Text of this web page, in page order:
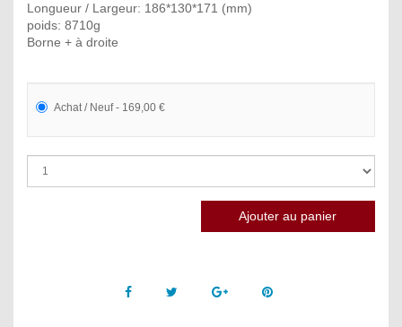
Longueur / Largeur: 186*130*171 (mm)
poids: 8710g
Borne + à droite
Achat / Neuf - 169,00 €
Facebook Twitter Google +Pinterest